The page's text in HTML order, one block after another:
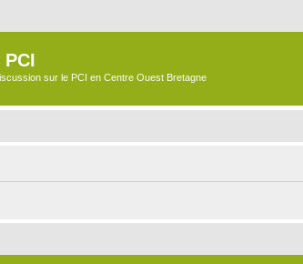
sur le PCI en Centre Ouest Bretagne